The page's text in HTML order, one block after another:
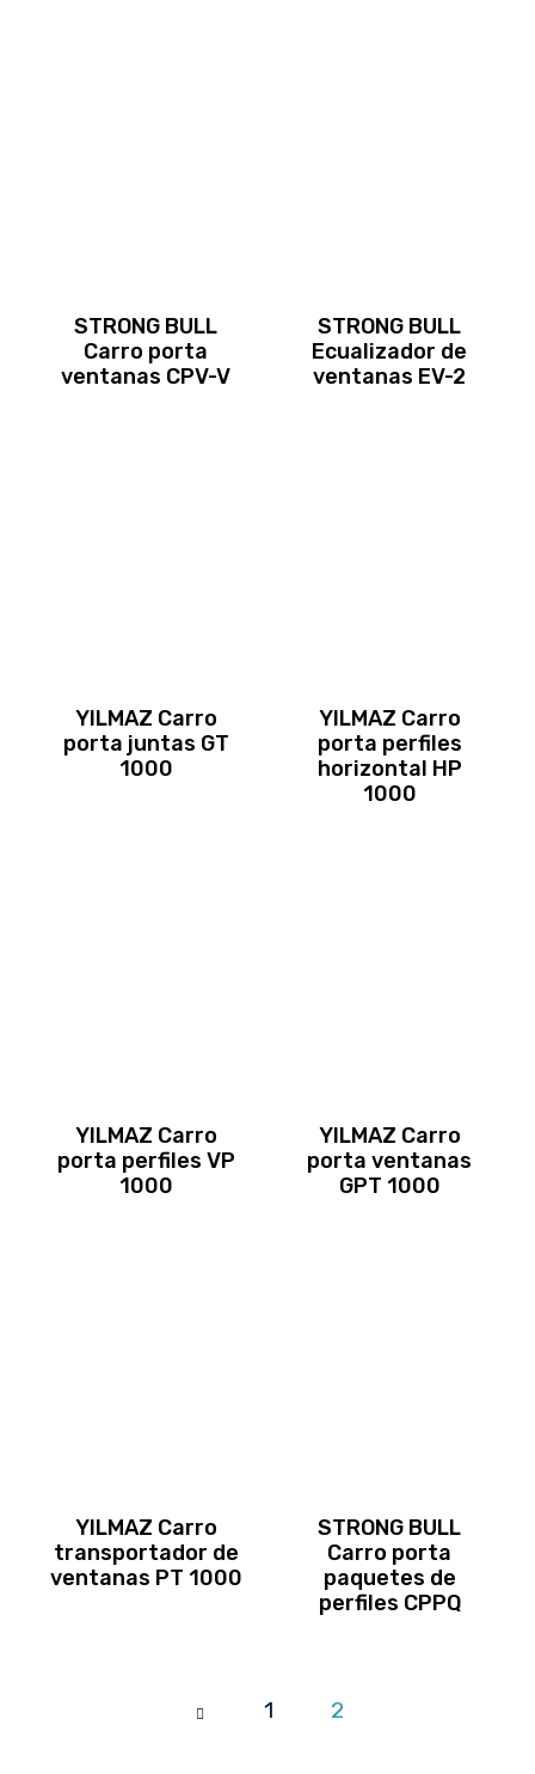
STRONG BULL
Carro porta
ventanas CPV-V
STRONG BULL
Ecualizador de
ventanas EV-2
YILMAZ Carro
porta juntas GT
1000
YILMAZ Carro
porta perfiles
horizontal HP
1000
YILMAZ Carro
porta perfiles VP
1000
YILMAZ Carro
porta ventanas
GPT 1000
YILMAZ Carro
transportador de
ventanas PT 1000
STRONG BULL
Carro porta
paquetes de
perfiles CPPQ
1 2